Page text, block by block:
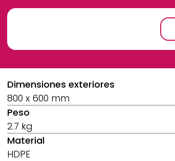
Breadcrumb
Dimensiones exteriores
800 x 600 mm
Peso
2.7 kg
Material
HDPE